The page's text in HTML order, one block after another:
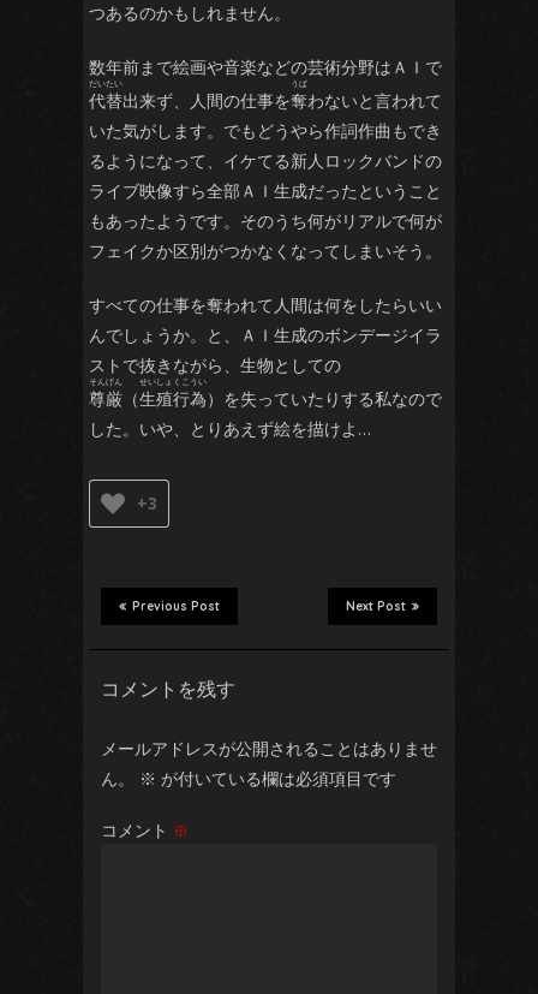
つあるのかもしれません。
数年前まで絵画や音楽などの芸術分野はＡＩで
代替出来ず、人間の仕事を奪わないと言われて
いた気がします。でもどうやら作詞作曲もでき
るようになって、イケてる新人ロックバンドの
ライブ映像すら全部ＡＩ生成だったということ
もあったようです。そのうち何がリアルで何が
フェイクか区別がつかなくなってしまいそう。
すべての仕事を奪われて人間は何をしたらいい
んでしょうか。と、ＡＩ生成のボンデージイラ
ストで抜きながら、生物としての
尊厳 （生殖行為）を失っていたりする私なので
した。いや、とりあえず絵を描けよ…
+3
Next Post
Previous Post
コメントを残す
メールアドレスが公開されることはありませ
ん。
※ が付いている欄は必須項目です
コメント ※